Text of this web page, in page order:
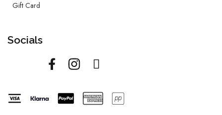
Gift Card
Socials